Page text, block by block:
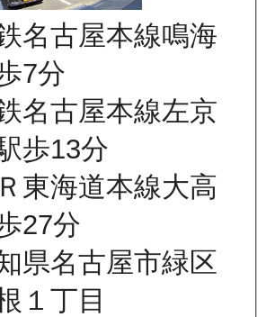
名古屋本線鳴海
7分
名古屋本線左京
歩13分
東海道本線大高
27分
県名古屋市緑区
１丁目